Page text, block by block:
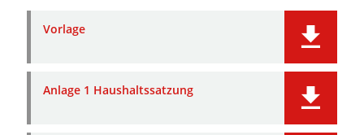
Vorlage
Anlage 1 Haushaltssatzung